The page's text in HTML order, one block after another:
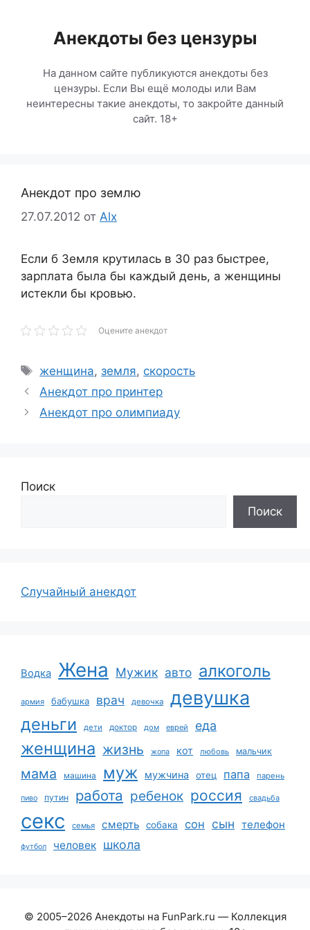
содержимомуАнекдоты без цензуры
На данном сайте публикуются анекдоты без
цензуры. Если Вы ещё молоды или Вам
неинтересны такие анекдоты, то закройте данный
сайт. 18+
Анекдот про землю
27.07.2012 от Alx
Если б Земля крутилась в 30 раз быстрее,
зарплата была бы каждый день, а женщины
истекли бы кровью.
Оцените анекдот
Метки
женщина, земля, скорость
Анекдот про принтер
Анекдот про олимпиаду
Поиск
Поиск
Случайный анекдот
Водка Жена Мужик авто алкоголь
армия бабушка врач девочка девушка
деньги дети доктор дом еврей еда
женщина жизнь жопа кот любовь мальчик
мама машина муж мужчина отец папа парень
пиво путин работа ребенок россия свадьба
секс семья смерть собака сон сын телефон
футбол человек школа
© 2005–2026 Анекдоты на FunPark.ru — Коллекция